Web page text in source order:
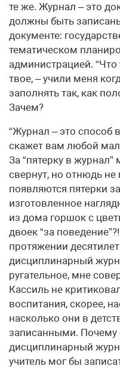
те же. Журнал – это
должны быть
документе:
тематическом
администрацией.
твое, – учили меня
заполнять так, как
Зачем?
“Журнал – это способ
скажет вам любой
За “пятерку в
свернут, но отнюдь не
появляются пятерки
изготовленное
из дома горшок с
двоек “за
протяжении
дисциплинарный
ругательное, мне
Кассиль не
воспитания, скорее,
насколько они в
записанными. Почему
дисциплинарный
учитель мог бы